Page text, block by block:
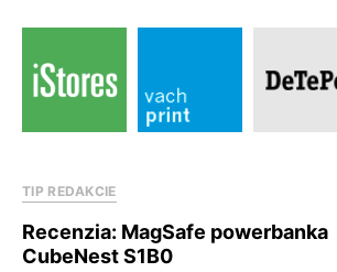
TIP REDAKCIE
Recenzia: MagSafe powerbanka
CubeNest S1B0